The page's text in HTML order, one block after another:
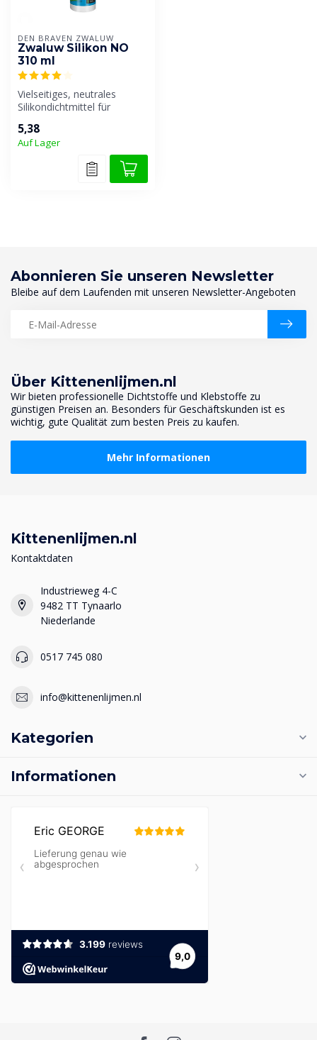
DEN BRAVEN ZWALUW
Zwaluw Silikon NO
310 ml
Vielseitiges, neutrales
Silikondichtmittel für
Fassadenfugen...
5,38
Auf Lager
Über Kittenenlijmen.nl
Wir bieten professionelle Dichtstoffe und Klebstoffe zu
günstigen Preisen an. Besonders für Geschäftskunden ist es
wichtig, gute Qualität zum besten Preis zu kaufen.
Mehr Informationen
Abonnieren Sie unseren Newsletter
Bleibe auf dem Laufenden mit unseren Newsletter-Angeboten
Kittenenlijmen.nl
Kontaktdaten
Industrieweg 4-C
9482 TT Tynaarlo
Niederlande
0517 745 080
info@kittenenlijmen.nl
Kategorien
Informationen